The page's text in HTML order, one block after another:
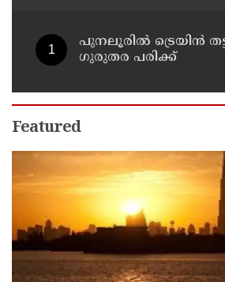
പുനലൂരിൽ ട്രെയിൻ
ഗുരുതര പരിക്ക്
Featured